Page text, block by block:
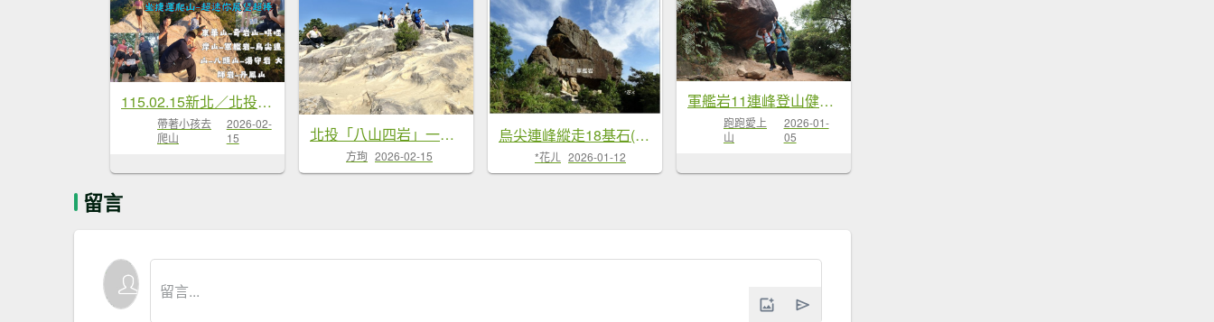
115.02.15新北／北投坐捷運...
帶著小孩去
爬山
2026-02-
15
北投「八山四岩」一次收集
方珣 2026-02-15
烏尖連峰縱走18基石(唭哩岸山、軍...
*花ㄦ 2026-01-12
軍艦岩11連峰登山健行趣(第211...
跑跑愛上
山
2026-01-
05
留言